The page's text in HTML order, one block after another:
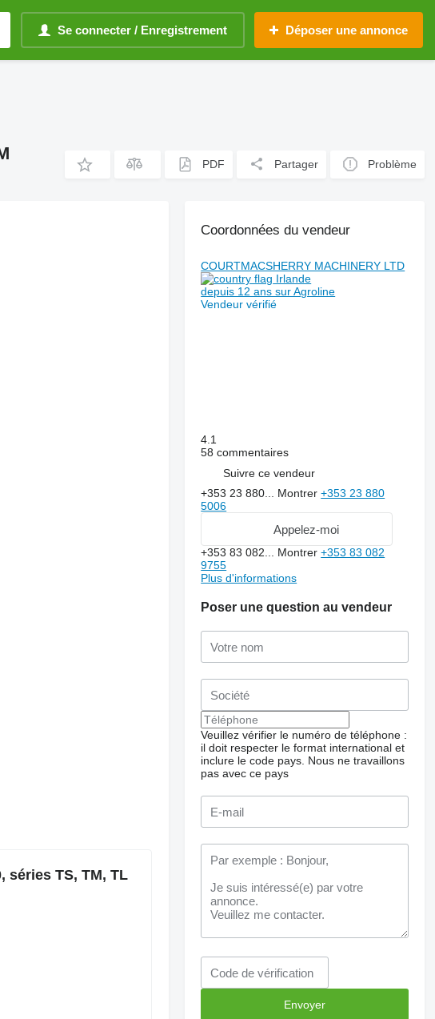
Se connecter / Enregistrement Déposer une annonce
PDF Partager Problème
TS, TM, TL
Coordonnées du vendeur
COURTMACSHERRY MACHINERY LTD
Irlande
depuis 12 ans sur Agroline
Vendeur vérifié
4.1
58 commentaires
Suivre ce vendeur
+353 23 880... Montrer+353 23 880
5006
Appelez-moi
+353 83 082... Montrer+353 83 082
9755
Plus d'informations
Poser une question au vendeur
Veuillez vérifier le numéro de téléphone :
il doit respecter le format international et
inclure le code pays. Nous ne travaillons
pas avec ce pays